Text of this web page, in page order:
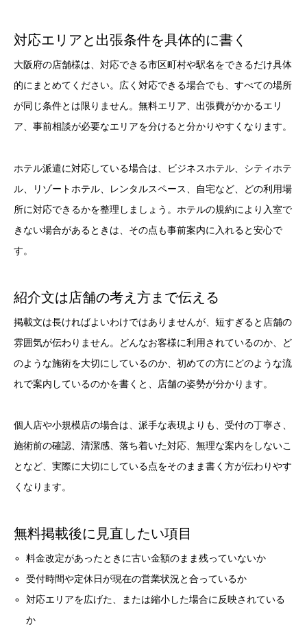
対応エリアと出張条件を具体的に書く
大阪府の店舗様は、対応できる市区町村や駅名をできるだけ具体
的にまとめてください。広く対応できる場合でも、すべての場所
が同じ条件とは限りません。無料エリア、出張費がかかるエリ
ア、事前相談が必要なエリアを分けると分かりやすくなります。
ホテル派遣に対応している場合は、ビジネスホテル、シティホテ
ル、リゾートホテル、レンタルスペース、自宅など、どの利用場
所に対応できるかを整理しましょう。ホテルの規約により入室で
きない場合があるときは、その点も事前案内に入れると安心で
す。
紹介文は店舗の考え方まで伝える
掲載文は長ければよいわけではありませんが、短すぎると店舗の
雰囲気が伝わりません。どんなお客様に利用されているのか、ど
のような施術を大切にしているのか、初めての方にどのような流
れで案内しているのかを書くと、店舗の姿勢が分かります。
個人店や小規模店の場合は、派手な表現よりも、受付の丁寧さ、
施術前の確認、清潔感、落ち着いた対応、無理な案内をしないこ
となど、実際に大切にしている点をそのまま書く方が伝わりやす
くなります。
無料掲載後に見直したい項目
料金改定があったときに古い金額のまま残っていないか
受付時間や定休日が現在の営業状況と合っているか
対応エリアを広げた、または縮小した場合に反映されている
か